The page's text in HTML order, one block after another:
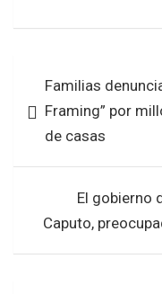
ce
o
o
tt at
A
p
entradas
Familias
Framing” por
de casas
El gobierno
Caputo,